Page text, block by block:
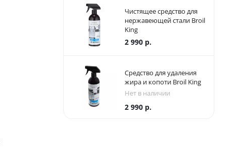
Чистящее средство для
нержавеющей стали Broil
King
2 990р.
Средство для удаления
жира и копоти Broil King
Нет в наличии
2 990р.